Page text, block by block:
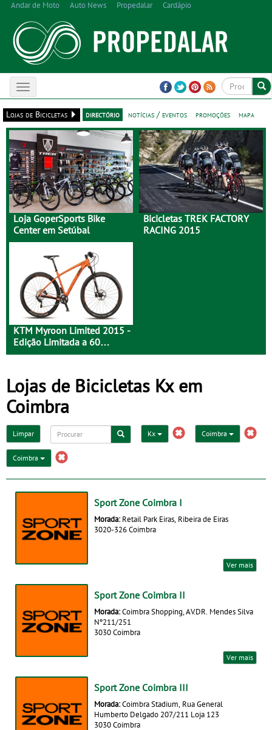
Andar de Moto Auto News Propedalar Cardápio
Toggle
navigation
Lojas de Bicicletas
directório notícias / eventos promoções mapa
Loja GoperSports Bike
Center em Setúbal
Bicicletas TREK FACTORY
RACING 2015
KTM Myroon Limited 2015 -
Edição Limitada a 60
Unidades
Lojas de Bicicletas Kx em
Coimbra
Limpar Kx Coimbra
Coimbra
Sport Zone Coimbra I
Morada: Retail Park Eiras, Ribeira de Eiras
3020-326 Coimbra
Ver mais
Sport Zone Coimbra II
Morada:Coimbra Shopping, AV.DR. Mendes Silva
Nº211/251
3030 Coimbra
Ver mais
Sport Zone Coimbra III
Morada:Coimbra Stadium, Rua General
Humberto Delgado 207/211 Loja 123
3030 Coimbra